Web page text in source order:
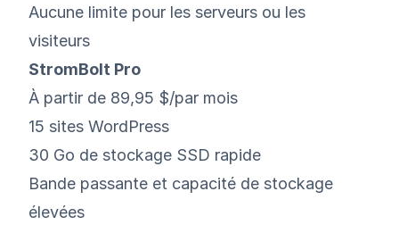
Aucune limite pour les serveurs ou les
visiteurs
StromBolt Pro
À partir de 89,95 $/par mois
15 sites WordPress
30 Go de stockage SSD rapide
Bande passante et capacité de stockage
élevées